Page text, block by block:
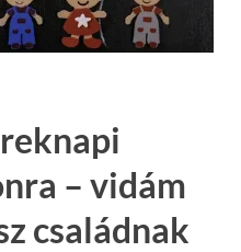
– vidám
családnak